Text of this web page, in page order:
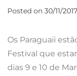
Posted on 30/11/2017
Os Paraguaii
Festival que
dias 9 e 10 de